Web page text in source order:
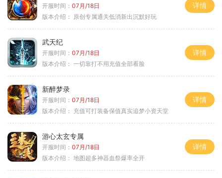
开服时间： 07月/18日
版本介绍：
原创专属通关低消新出沉默好玩
详情
武天纪
开服时间： 07月/18日
版本介绍： 一切靠打不用充值全部看脸
详情
新醉梦录
开服时间： 07月/18日
版本介绍： 充值可打装备保值真实追梦小资天堂
详情
游心太玄专属
开服时间： 07月/18日
版本介绍： 地图超多神器血祭爆率全开
详情